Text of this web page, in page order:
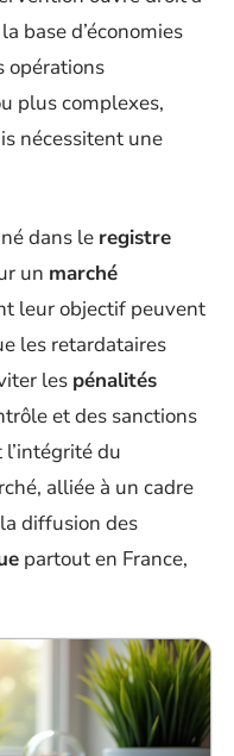
base d’économies
opérations
plus complexes,
nécessitent une
dans le registre
un marché
leur objectif peuvent
les retardataires
les pénalités
et des sanctions
du
alliée à un cadre
diffusion des
partout en France,